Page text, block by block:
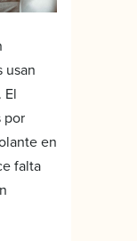
usan
El
por
en
falta